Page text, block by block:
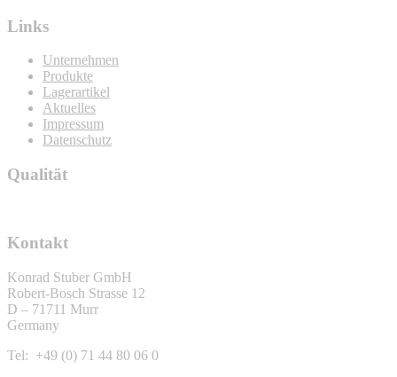
Links
Unternehmen
Produkte
Lagerartikel
Aktuelles
Impressum
Datenschutz
Qualität
Kontakt
Konrad Stuber GmbH
Robert-Bosch Strasse 12
D – 71711 Murr
Germany
Tel: +49 (0) 71 44 80 06 0